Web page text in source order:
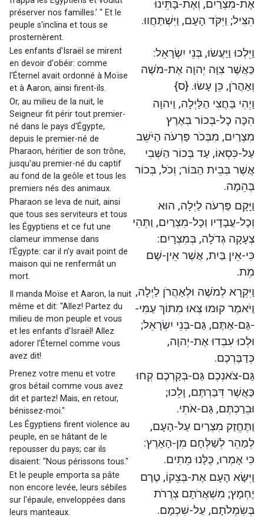
préserver nos familles.’ " Et le
peuple s'inclina et tous se
prosternèrent.
אֶת-מִצְרַיִם, וְאֶת-בָּתֵּינוּ
הִצִּיל; וַיִּקֹּד הָעָם, וַיִּשְׁתַּחֲווּ.
Les enfants d'Israël se mirent
en devoir d'obéir: comme
l'Éternel avait ordonné à Moïse
et à Aaron, ainsi firent-ils.
וַיֵּלְכוּ וַיַּעֲשׂוּ, בְּנֵי יִשְׂרָאֵל:
כַּאֲשֶׁר צִוָּה יְהוָה אֶת-מֹשֶׁה
וְאַהֲרֹן, כֵּן עָשׂוּ. {ס}
Or, au milieu de la nuit, le
Seigneur fit périr tout premier-
né dans le pays d'Égypte,
depuis le premier-né de
Pharaon, héritier de son trône,
jusqu'au premier-né du captif
au fond de la geôle et tous les
premiers nés des animaux.
וַיְהִי בַּחֲצִי הַלַּיְלָה, וַיהוָה
הִכָּה כָל-בְּכוֹר בְּאֶרֶץ
מִצְרַיִם, מִבְּכֹר פַּרְעֹה הַיֹּשֵׁב
עַל-כִּסְאוֹ, עַד בְּכוֹר הַשְּׁבִי
אֲשֶׁר בְּבֵית הַבּוֹר; וְכֹל, בְּכוֹר
בְּהֵמָה.
Pharaon se leva de nuit, ainsi
que tous ses serviteurs et tous
les Égyptiens et ce fut une
clameur immense dans
l'Égypte: car il n'y avait point de
maison qui ne renfermât un
mort.
וַיָּקָם פַּרְעֹה לַיְלָה, הוּא
וְכָל-עֲבָדָיו וְכָל-מִצְרַיִם, וַתְּהִי
צְעָקָה גְדֹלָה, בְּמִצְרָיִם:
כִּי-אֵין בַּיִת, אֲשֶׁר אֵין-שָׁם
מֵת.
Il manda Moïse et Aaron, la nuit
même et dit: "Allez! Partez du
milieu de mon peuple et vous
et les enfants d'Israël! Allez
adorer l'Éternel comme vous
avez dit!
וַיִּקְרָא לְמֹשֶׁה וּלְאַהֲרֹן לַיְלָה,
וַיֹּאמֶר קוּמוּ צְּאוּ מִתּוֹךְ עַמִּי-
-גַּם-אַתֶּם, גַּם-בְּנֵי יִשְׂרָאֵל;
וּלְכוּ עִבְדוּ אֶת-יְהוָה,
כְּדַבֶּרְכֶם.
Prenez votre menu et votre
gros bétail comme vous avez
dit et partez! Mais, en retour,
bénissez-moi."
גַּם-צֹאנְכֶם גַּם-בְּקַרְכֶם קְחוּ
כַּאֲשֶׁר דִּבַּרְתֶּם, וָלֵכוּ;
וּבֵרַכְתֶּם, גַּם-אֹתִי.
Les Égyptiens firent violence au
peuple, en se hâtant de le
repousser du pays; car ils
disaient: "Nous périssons tous."
וַתֶּחֱזַק מִצְרַיִם עַל-הָעָם,
לְמַהֵר לְשַׁלְּחָם מִן-הָאָרֶץ:
כִּי אָמְרוּ, כֻּלָּנוּ מֵתִים.
Et le peuple emporta sa pâte
non encore levée, leurs sébiles
sur l'épaule, enveloppées dans
leurs manteaux.
וַיִּשָּׂא הָעָם אֶת-בְּצֵקוֹ, טֶרֶם
יֶחְמָץ; מִשְׁאֲרֹתָם צְרֻרֹת
בְּשִׂמְלֹתָם, עַל-שִׁכְמָם.